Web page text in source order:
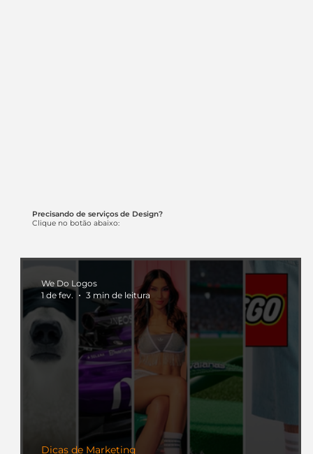
Precisando de serviços de Design?
Clique no botão abaixo:
Dicas de Marketing
We Do Logos
1 de fev.
3 min de leitura